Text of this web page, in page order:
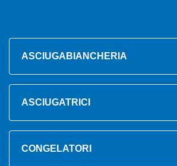
ASCIUGABIANCHERIA
ASCIUGATRICI
CONGELATORI